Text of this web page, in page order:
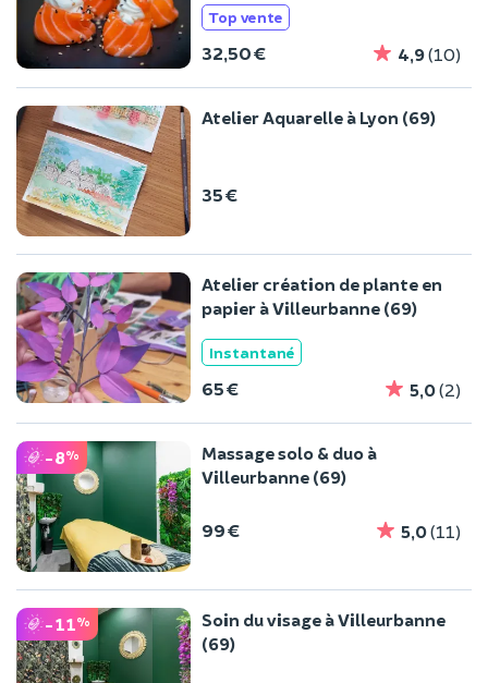
Top vente
32,50 € 4,9(10)
Atelier Aquarelle à Lyon (69)
35 €
Atelier création de plante en
papier à Villeurbanne (69)
Instantané
65 € 5,0(2)
-8%
Massage solo & duo à
Villeurbanne (69)
99 € 5,0(11)
-11 %
Soin du visage à Villeurbanne
(69)